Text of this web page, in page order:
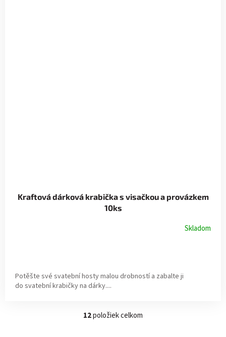
Kraftová dárková krabička s visačkou a provázkem
10ks
Skladom
Potěšte své svatební hosty malou drobností a zabalte ji
do svatební krabičky na dárky....
O
12položiek celkom